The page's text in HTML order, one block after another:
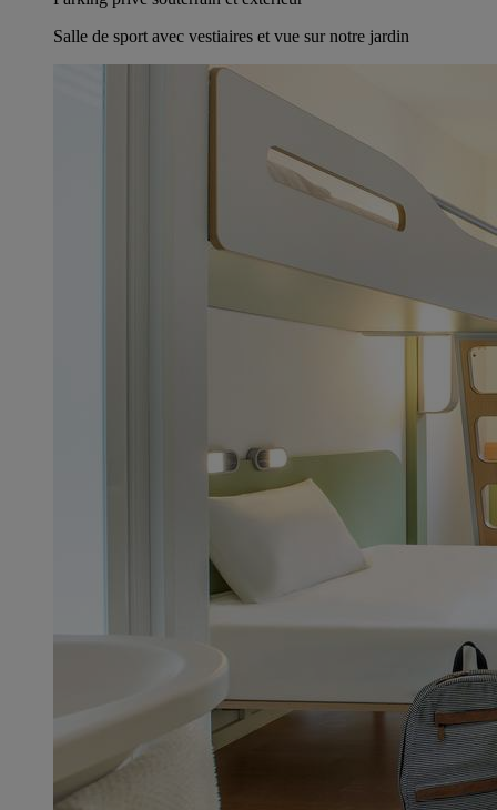
Salle de sport avec vestiaires et vue sur notre jardin